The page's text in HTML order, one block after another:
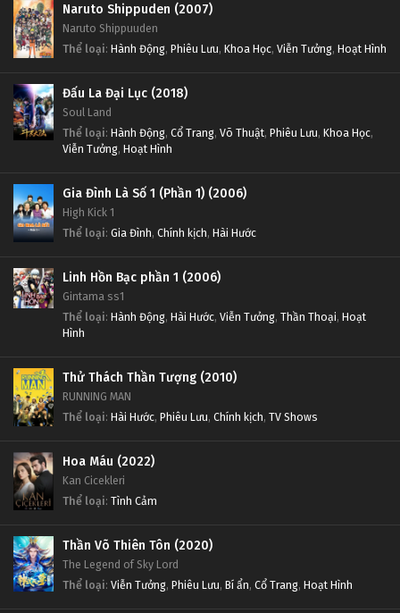
Naruto Shippuden (2007)
Naruto Shippuuden
Thể loại: Hành Động, Phiêu Lưu, Khoa Học, Viễn Tưởng, Hoạt Hình
Đấu La Đại Lục (2018)
Soul Land
Thể loại: Hành Động, Cổ Trang, Võ Thuật, Phiêu Lưu, Khoa Học,
Viễn Tưởng, Hoạt Hình
Gia Đình Là Số 1 (Phần 1) (2006)
High Kick 1
Thể loại: Gia Đình, Chính kịch, Hài Hước
Linh Hồn Bạc phần 1 (2006)
Gintama ss1
Thể loại: Hành Động, Hài Hước, Viễn Tưởng, Thần Thoại, Hoạt
Hình
Thử Thách Thần Tượng (2010)
RUNNING MAN
Thể loại: Hài Hước, Phiêu Lưu, Chính kịch, TV Shows
Hoa Máu (2022)
Kan Cicekleri
Thể loại: Tình Cảm
Thần Võ Thiên Tôn (2020)
The Legend of Sky Lord
Thể loại: Viễn Tưởng, Phiêu Lưu, Bí ẩn, Cổ Trang, Hoạt Hình